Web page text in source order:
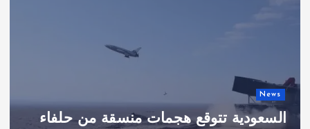
News
السعودية تتوقع هجمات منسقة من حلفاء